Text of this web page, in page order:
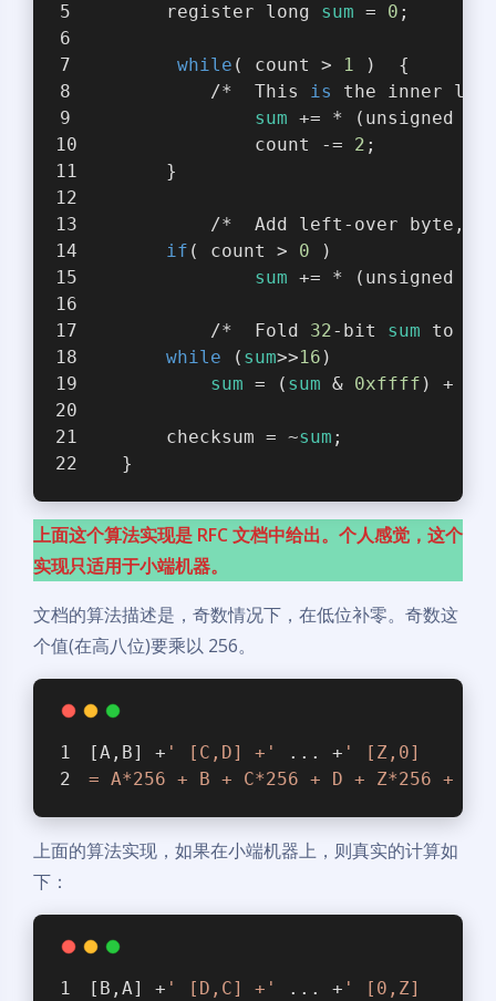
       register long
sum = 0 ;
while ( count > 1 )  {
           /*  This
is
the inner
sum += * (unsigned
               count -=
2 ;
       }
           /*  Add left-over byte,
if ( count > 0 )
sum += * (unsigned
           /*  Fold
32-bit sum to
while ( sum>>16 )
sum = ( sum & 0xffff ) + (
       checksum = ~
sum ;
   }
上面这个算法实现是 RFC 文档中给出。个人感觉，这个
实现只适用于小端机器。
文档的算法描述是，奇数情况下，在低位补零。奇数这
个值(在高八位)要乘以 256。
[A,B] + ' [C,D] +' ... + ' [Z,0]
= A*256 + B + C*256 + D + Z*256 + 0
上面的算法实现，如果在小端机器上，则真实的计算如
下：
[B,A] + ' [D,C] +' ... + ' [0,Z]